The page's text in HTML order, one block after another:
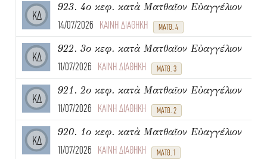
ΚΔ
923. 4ο κεφ. κατὰ Ματθαῖον Εὐαγγέλιον
14/07/2026 ΚΑΙΝΗ ΔΙΑΘΗΚΗ ΜΑΤΘ. 4
ΚΔ
922. 3ο κεφ. κατὰ Ματθαῖον Εὐαγγέλιον
11/07/2026 ΚΑΙΝΗ ΔΙΑΘΗΚΗ ΜΑΤΘ. 3
ΚΔ
921. 2ο κεφ. κατὰ Ματθαῖον Εὐαγγέλιον
11/07/2026 ΚΑΙΝΗ ΔΙΑΘΗΚΗ ΜΑΤΘ. 2
ΚΔ
920. 1ο κεφ. κατὰ Ματθαῖον Εὐαγγέλιον
11/07/2026 ΚΑΙΝΗ ΔΙΑΘΗΚΗ ΜΑΤΘ. 1